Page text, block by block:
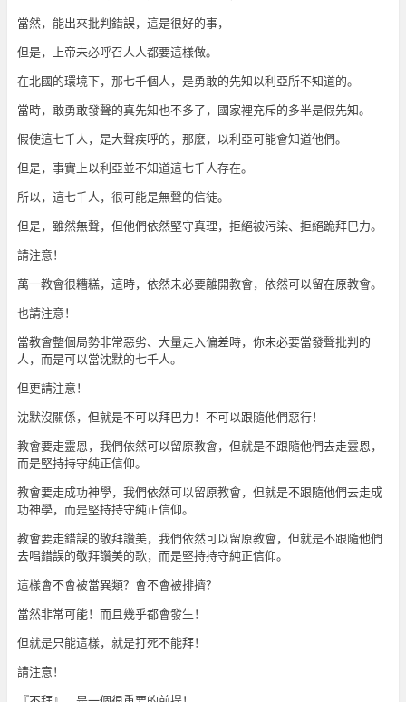
當然，能出來批判錯誤，這是很好的事，
但是，上帝未必呼召人人都要這樣做。
在北國的環境下，那七千個人，是勇敢的先知以利亞所不知道的。
當時，敢勇敢發聲的真先知也不多了，國家裡充斥的多半是假先知。
假使這七千人，是大聲疾呼的，那麼，以利亞可能會知道他們。
但是，事實上以利亞並不知道這七千人存在。
所以，這七千人，很可能是無聲的信徒。
但是，雖然無聲，但他們依然堅守真理，拒絕被污染、拒絕跪拜巴力。
請注意！
萬一教會很糟糕，這時，依然未必要離開教會，依然可以留在原教會。
也請注意！
當教會整個局勢非常惡劣、大量走入偏差時，你未必要當發聲批判的
人，而是可以當沈默的七千人。
但更請注意！
沈默沒關係，但就是不可以拜巴力！不可以跟隨他們惡行！
教會要走靈恩，我們依然可以留原教會，但就是不跟隨他們去走靈恩，
而是堅持持守純正信仰。
教會要走成功神學，我們依然可以留原教會，但就是不跟隨他們去走成
功神學，而是堅持持守純正信仰。
教會要走錯誤的敬拜讚美，我們依然可以留原教會，但就是不跟隨他們
去唱錯誤的敬拜讚美的歌，而是堅持持守純正信仰。
這樣會不會被當異類？會不會被排擠？
當然非常可能！而且幾乎都會發生！
但就是只能這樣，就是打死不能拜！
請注意！